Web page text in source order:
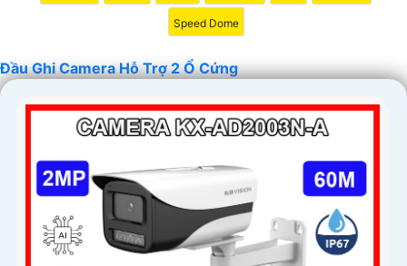
Speed Dome
Đầu Ghi Camera Hỗ Trợ 2 Ổ Cứng